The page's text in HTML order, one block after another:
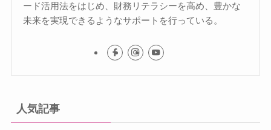
ード活用法をはじめ、財務リテラシーを高め、豊かな
未来を実現できるようなサポートを行っている。
人気記事